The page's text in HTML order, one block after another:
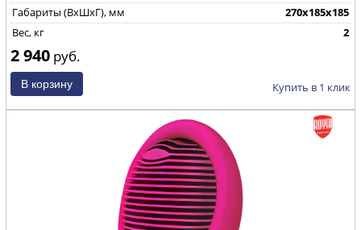
Габариты (ВхШхГ), мм
270х185х185
Вес, кг
2
2 940 руб.
Купить в 1 клик